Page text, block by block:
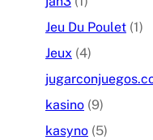
Jeu Du Poulet (1)
Jeux (4)
kasino (9)
kasyno (5)